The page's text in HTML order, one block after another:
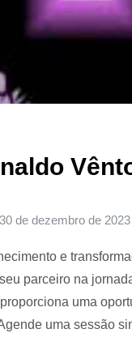
30 de dezembro de 2023
e
parceiro na
uma
uma sessão